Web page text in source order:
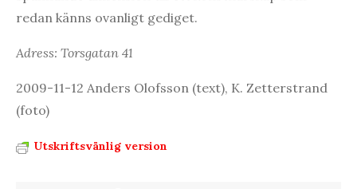
redan känns ovanligt gediget.
Adress: Torsgatan 41
2009-11-12 Anders Olofsson (text), K. Zetterstrand
(foto)
Utskriftsvänlig version